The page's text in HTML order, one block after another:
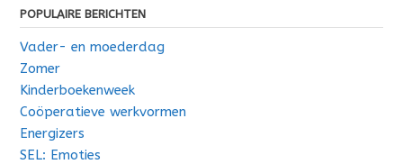
POPULAIRE BERICHTEN
Vader- en moederdag
Zomer
Kinderboekenweek
Coöperatieve werkvormen
Energizers
SEL: Emoties